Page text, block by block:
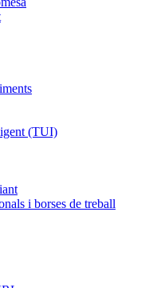
(TUI)
i borses de treball